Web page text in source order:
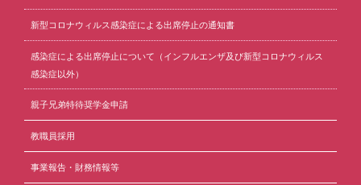
新型コロナウィルス感染症による出席停止の通知書
感染症による出席停止について（インフルエンザ及び新型コロナウィルス
感染症以外）
親子兄弟特待奨学金申請
教職員採用
事業報告・財務情報等